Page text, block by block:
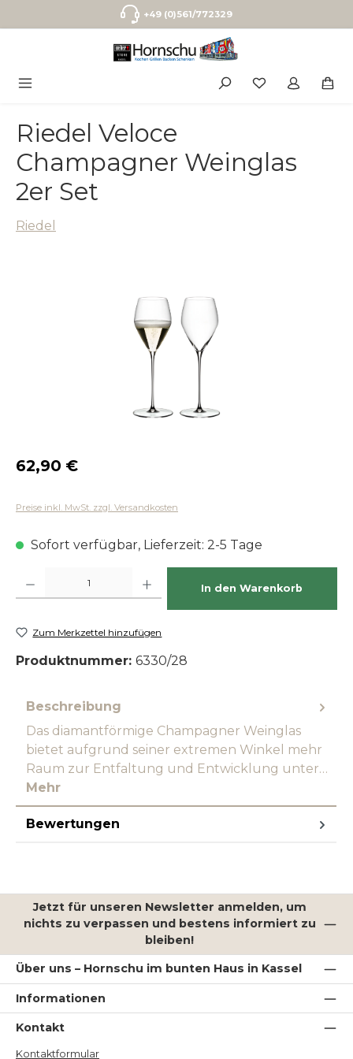
Zum Hauptinhalt springen+49 (0)561/772329
Riedel Veloce
Champagner Weinglas
2er Set
Riedel
Regulärer Preis:
62,90 €
Preise inkl. MwSt. zzgl. Versandkosten
Sofort verfügbar, Lieferzeit: 2-5 Tage
In den Warenkorb
Zum Merkzettel hinzufügen
Produktnummer: 6330/28
Beschreibung
Das diamantförmige Champagner Weinglas
bietet aufgrund seiner extremen Winkel mehr
Raum zur Entfaltung und Entwicklung unter…
Mehr
Bewertungen
Jetzt für unseren Newsletter anmelden, um
nichts zu verpassen und bestens informiert zu
bleiben!
Über uns – Hornschu im bunten Haus in Kassel
Informationen
Kontakt
Kontaktformular